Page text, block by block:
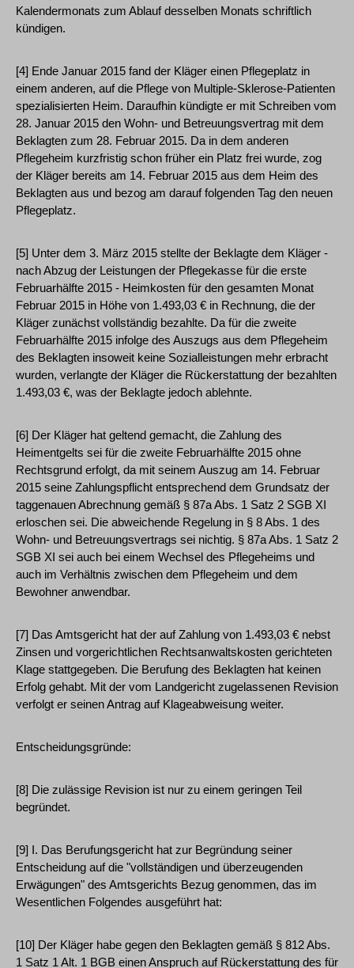
Kalendermonats zum Ablauf desselben Monats schriftlich
kündigen.
[4] Ende Januar 2015 fand der Kläger einen Pflegeplatz in
einem anderen, auf die Pflege von Multiple-Sklerose-Patienten
spezialisierten Heim. Daraufhin kündigte er mit Schreiben vom
28. Januar 2015 den Wohn- und Betreuungsvertrag mit dem
Beklagten zum 28. Februar 2015. Da in dem anderen
Pflegeheim kurzfristig schon früher ein Platz frei wurde, zog
der Kläger bereits am 14. Februar 2015 aus dem Heim des
Beklagten aus und bezog am darauf folgenden Tag den neuen
Pflegeplatz.
[5] Unter dem 3. März 2015 stellte der Beklagte dem Kläger -
nach Abzug der Leistungen der Pflegekasse für die erste
Februarhälfte 2015 - Heimkosten für den gesamten Monat
Februar 2015 in Höhe von 1.493,03 € in Rechnung, die der
Kläger zunächst vollständig bezahlte. Da für die zweite
Februarhälfte 2015 infolge des Auszugs aus dem Pflegeheim
des Beklagten insoweit keine Sozialleistungen mehr erbracht
wurden, verlangte der Kläger die Rückerstattung der bezahlten
1.493,03 €, was der Beklagte jedoch ablehnte.
[6] Der Kläger hat geltend gemacht, die Zahlung des
Heimentgelts sei für die zweite Februarhälfte 2015 ohne
Rechtsgrund erfolgt, da mit seinem Auszug am 14. Februar
2015 seine Zahlungspflicht entsprechend dem Grundsatz der
taggenauen Abrechnung gemäß § 87a Abs. 1 Satz 2 SGB XI
erloschen sei. Die abweichende Regelung in § 8 Abs. 1 des
Wohn- und Betreuungsvertrags sei nichtig. § 87a Abs. 1 Satz 2
SGB XI sei auch bei einem Wechsel des Pflegeheims und
auch im Verhältnis zwischen dem Pflegeheim und dem
Bewohner anwendbar.
[7] Das Amtsgericht hat der auf Zahlung von 1.493,03 € nebst
Zinsen und vorgerichtlichen Rechtsanwaltskosten gerichteten
Klage stattgegeben. Die Berufung des Beklagten hat keinen
Erfolg gehabt. Mit der vom Landgericht zugelassenen Revision
verfolgt er seinen Antrag auf Klageabweisung weiter.
Entscheidungsgründe:
[8] Die zulässige Revision ist nur zu einem geringen Teil
begründet.
[9] I. Das Berufungsgericht hat zur Begründung seiner
Entscheidung auf die "vollständigen und überzeugenden
Erwägungen" des Amtsgerichts Bezug genommen, das im
Wesentlichen Folgendes ausgeführt hat:
[10] Der Kläger habe gegen den Beklagten gemäß § 812 Abs.
1 Satz 1 Alt. 1 BGB einen Anspruch auf Rückerstattung des für